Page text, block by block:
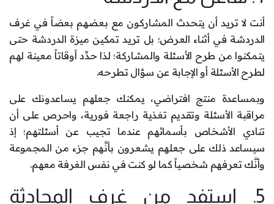
أنت لا تريد أن يتحدث المشاركون مع بعضهم بعضاً في غرف
الدردشة في أثناء العرض؛ بل تريد تمكين ميزة الدردشة حتى
يتمكنوا من طرح الأسئلة والمشاركة؛ لذا حدِّد أوقاتاً معينة لهم
لطرح الأسئلة أو الإجابة عن سؤال تطرحه.
وبمساعدة منتج افتراضي، يمكنك جعلهم يساعدونك على
مراقبة الأسئلة وتقديم تغذية راجعة فورية، واحرص على أن
تنادي الأشخاص بأسمائهم عندما تجيب عن أسئلتهم؛ إذ
سيساعد ذلك على جعلهم يشعرون بأنَّهم جزء من المجموعة
وأنَّك تعرفهم شخصياً كما لو كنت في نفس الغرفة معهم.
5. استفد من غرف المحادثة